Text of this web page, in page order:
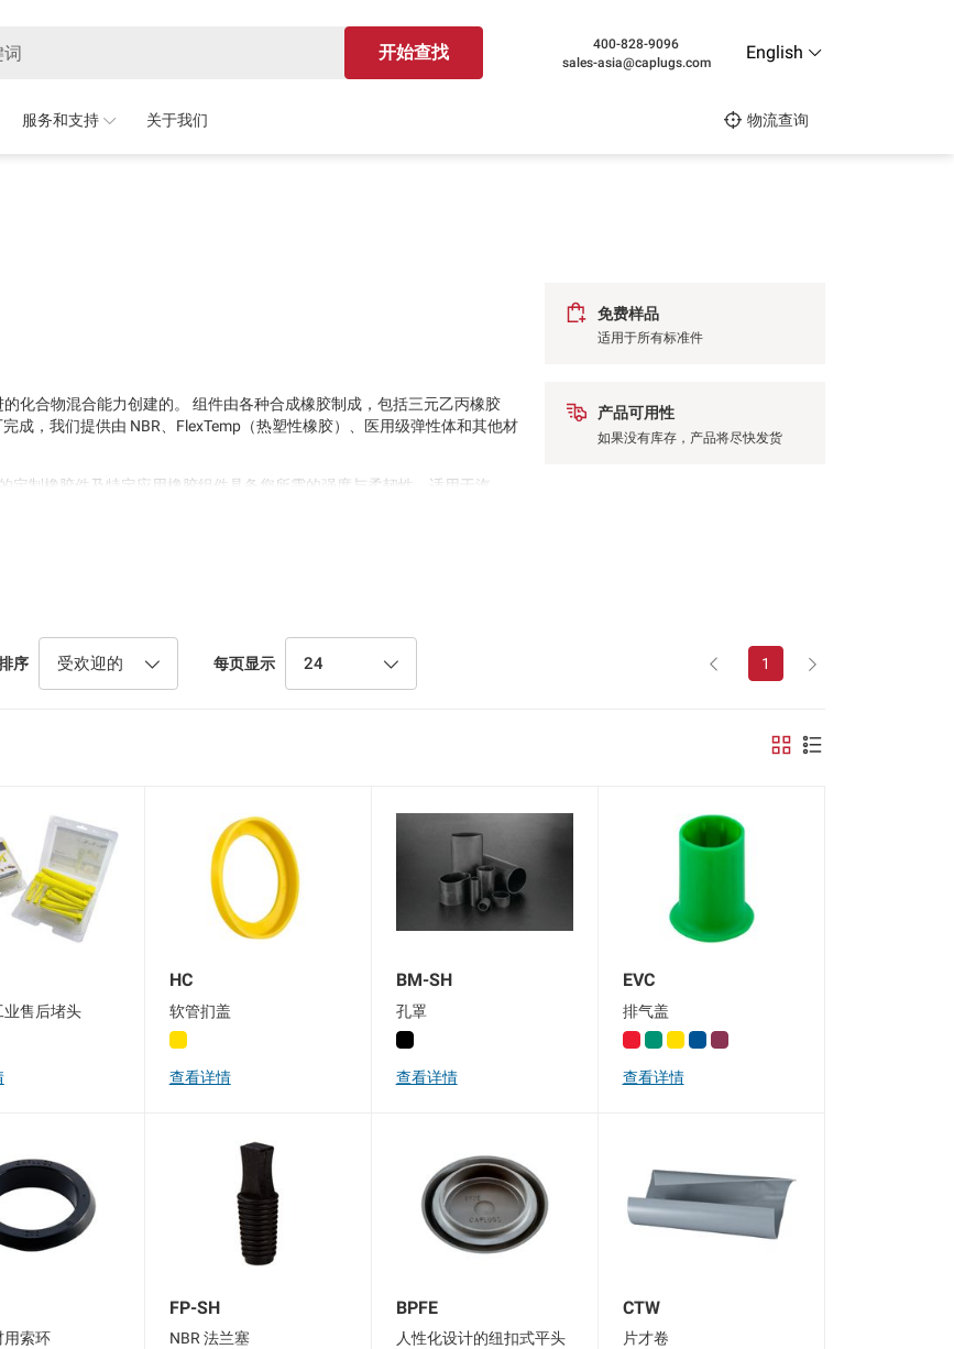
开始查找
400-828-9096
sales-asia@caplugs.com
English
服务和支持 关于我们 物流查询
化合物混合能力创建的。 组件由各种合成橡胶制成，包括三元乙丙橡胶
成，我们提供由 NBR、FlexTemp（热塑性橡胶）、医用级弹性体和其他材
定制橡胶件及特定应用橡胶组件具备您所需的强度与柔韧性，适用于汽
护以及其他多种高温应用场景。
免费样品
适用于所有标准件
产品可用性
如果没有库存，产品将尽快发货
序 受欢迎的 每页显示 24 1
业售后堵头
HC
软管扪盖
查看详情
BM-SH
孔罩
查看详情
EVC
排气盖
查看详情
用索环
FP-SH
NBR 法兰塞
BPFE
人性化设计的纽扣式平头
CTW
片才卷